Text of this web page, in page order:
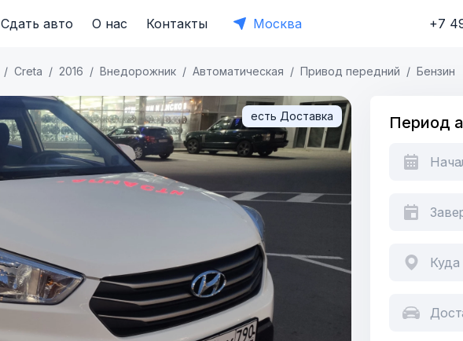
Сдать авто О нас Контакты Москва +7
Creta 2016 Внедорожник Автоматическая Привод передний Бензин
есть Доставка Период